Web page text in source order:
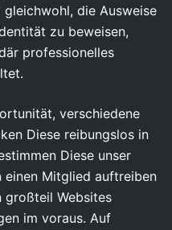
die Ausweise
zu beweisen,
professionelles
verschiedene
Diese reibungslos in
Diese unser
einen Mitglied auftreiben
großteil Websites
im voraus. Auf